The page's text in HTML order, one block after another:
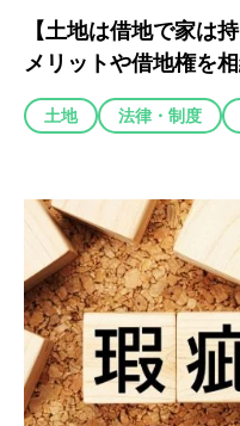
【土地は借地で家は
メリットや借地権を
土地 法律・制度